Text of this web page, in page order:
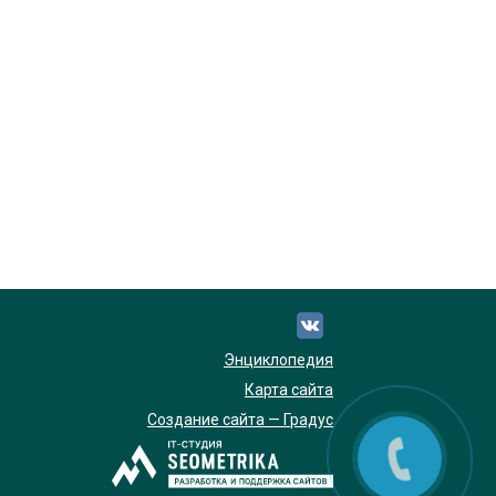
Энциклопедия
Карта сайта
Создание сайта — Градус